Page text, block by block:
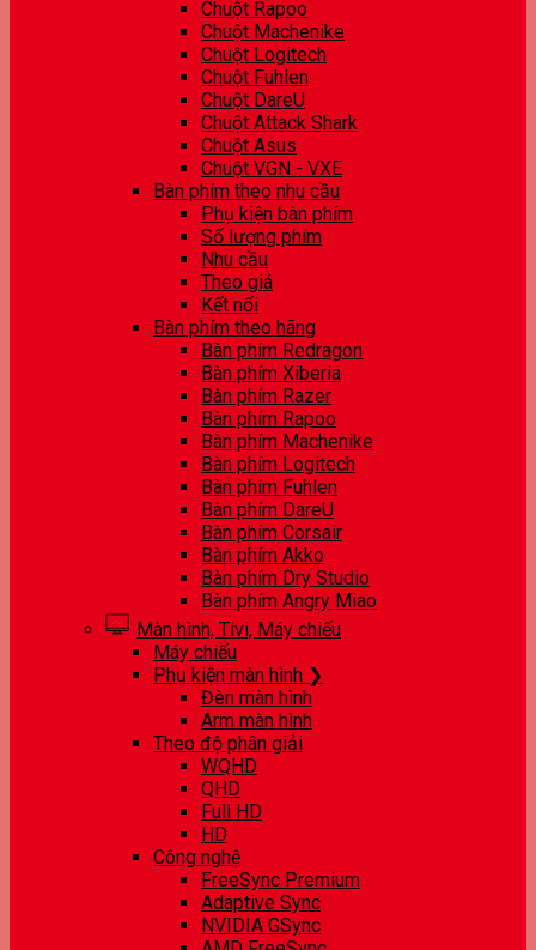
Chuột Rapoo
Chuột Machenike
Chuột Logitech
Chuột Fuhlen
Chuột DareU
Chuột Attack Shark
Chuột Asus
Chuột VGN - VXE
Bàn phím theo nhu cầu
Phụ kiện bàn phím
Số lượng phím
Nhu cầu
Theo giá
Kết nối
Bàn phím theo hãng
Bàn phím Redragon
Bàn phím Xiberia
Bàn phím Razer
Bàn phím Rapoo
Bàn phím Machenike
Bàn phím Logitech
Bàn phím Fuhlen
Bàn phím DareU
Bàn phím Corsair
Bàn phím Akko
Bàn phím Dry Studio
Bàn phím Angry Miao
Màn hình, Tivi, Máy chiếu
Máy chiếu
Phụ kiện màn hình ❯
Đèn màn hình
Arm màn hình
Theo độ phân giải
WQHD
QHD
Full HD
HD
Công nghệ
FreeSync Premium
Adaptive Sync
NVIDIA GSync